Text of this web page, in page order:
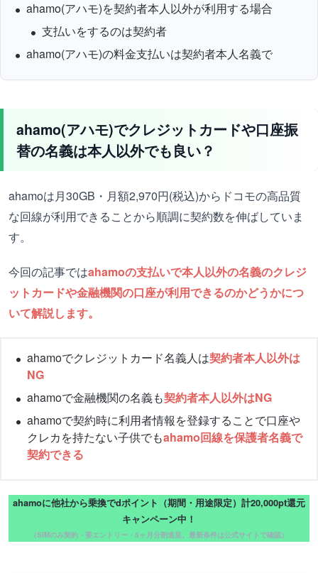
ahamo(アハモ)を契約者本人以外が利用する場合
支払いをするのは契約者
ahamo(アハモ)の料金支払いは契約者本人名義で
ahamo(アハモ)でクレジットカードや口座振
替の名義は本人以外でも良い？
ahamoは月30GB・月額2,970円(税込)からドコモの高品質
な回線が利用できることから順調に契約数を伸ばしていま
す。
今回の記事ではahamoの支払いで本人以外の名義のクレジ
ットカードや金融機関の口座が利用できるのかどうかにつ
いて解説します。
ahamoでクレジットカード名義人は契約者本人以外は
NG
ahamoで金融機関の名義も契約者本人以外はNG
ahamoで契約時に利用者情報を登録することで口座や
クレカを持たない子供でもahamo回線を保護者名義で
契約できる
ahamoに他社から乗換でdポイント（期間・用途限定）計20,000pt還元
キャンペーン中！
（SIMのみ契約・要エントリー・5ヶ月分割進呈。最新条件は公式サイトで確認）